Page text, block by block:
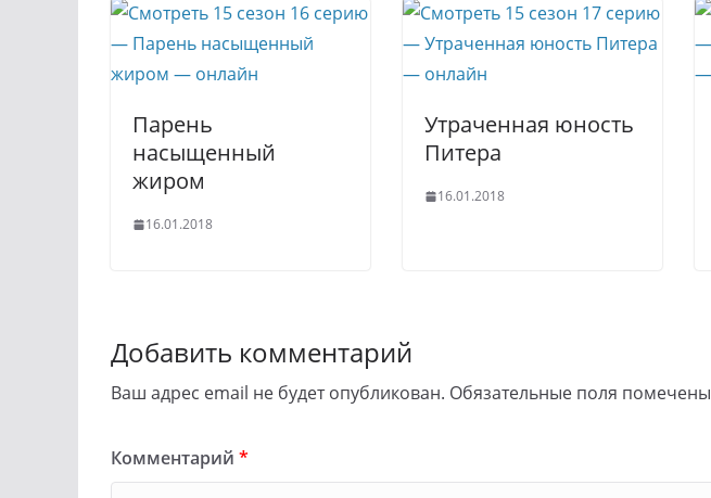
Парень
насыщенный
жиром
16.01.2018
Утраченная юность
Питера
16.01.2018
Добавить комментарий
Ваш адрес email не будет опубликован. Обязательные поля помечены
Комментарий *